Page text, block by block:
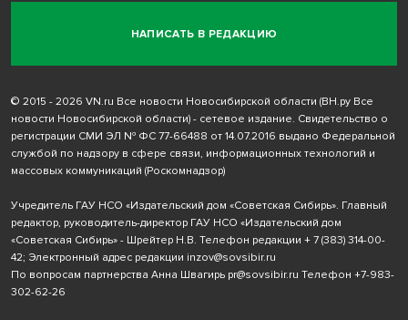
НАПИСАТЬ В РЕДАКЦИЮ
© 2015 - 2026 VN.ru Все новости Новосибирской области (ВН.ру Все
новости Новосибирской области) - сетевое издание. Свидетельство о
регистрации СМИ ЭЛ № ФС 77-66488 от 14.07.2016 выдано Федеральной
службой по надзору в сфере связи, информационных технологий и
массовых коммуникаций (Роскомнадзор)
Учредитель ГАУ НСО «Издательский дом «Советская Сибирь». Главный
редактор, руководитель-директор ГАУ НСО «Издательский дом
«Советская Сибирь» - Шрейтер Н.В. Телефон редакции + 7 (383) 314-00-
42; Электронный адрес редакции inzov@sovsibir.ru
По вопросам партнерства Анна Швагирь pr@sovsibir.ru Телефон +7-983-
302-62-26